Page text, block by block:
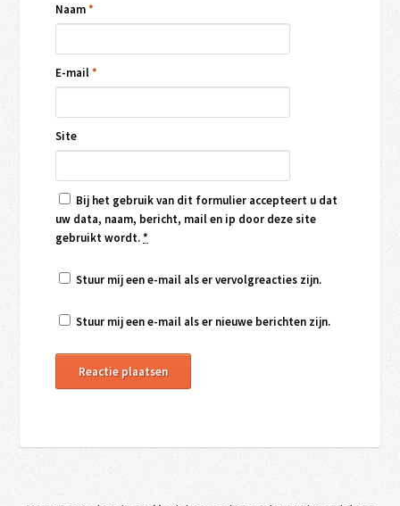
Naam*
E-mail*
Site
Bij het gebruik van dit formulier accepteert u dat
uw data, naam, bericht, mail en ip door deze site
gebruikt wordt.*
Stuur mij een e-mail als er vervolgreacties zijn.
Stuur mij een e-mail als er nieuwe berichten zijn.